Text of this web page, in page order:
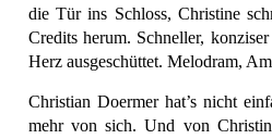
die Tür ins Schloss, Christine
Credits herum. Schneller,
Herz ausgeschüttet. Melodram,
Christian Doermer hat’s nicht
mehr von sich. Und von